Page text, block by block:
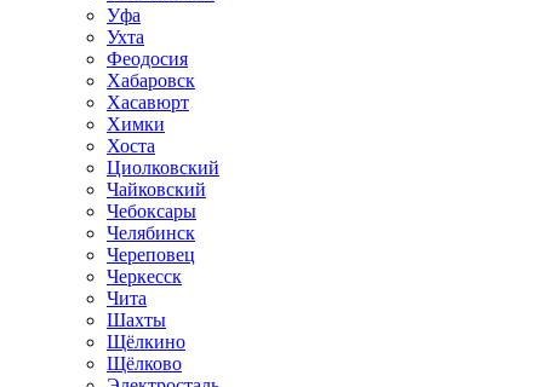
Уфа
Ухта
Феодосия
Хабаровск
Хасавюрт
Химки
Хоста
Циолковский
Чайковский
Чебоксары
Челябинск
Череповец
Черкесск
Чита
Шахты
Щёлкино
Щёлково